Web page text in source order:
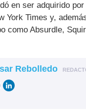
en ser adquirido
York Times y,
como Absurdle,
Rebolledo